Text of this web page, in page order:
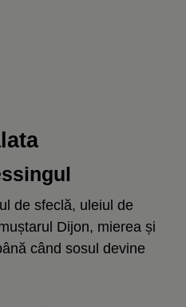
de sfeclă, uleiul de
Dijon, mierea și
când sosul devine